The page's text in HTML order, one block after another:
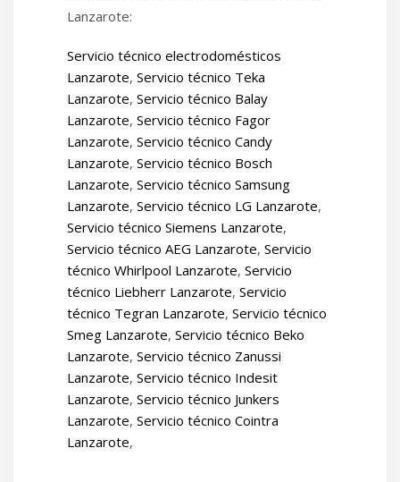
Lanzarote:
Servicio técnico electrodomésticos
Lanzarote, Servicio técnico Teka
Lanzarote, Servicio técnico Balay
Lanzarote, Servicio técnico Fagor
Lanzarote, Servicio técnico Candy
Lanzarote, Servicio técnico Bosch
Lanzarote, Servicio técnico Samsung
Lanzarote, Servicio técnico LG Lanzarote,
Servicio técnico Siemens Lanzarote,
Servicio técnico AEG Lanzarote, Servicio
técnico Whirlpool Lanzarote, Servicio
técnico Liebherr Lanzarote, Servicio
técnico Tegran Lanzarote, Servicio técnico
Smeg Lanzarote, Servicio técnico Beko
Lanzarote, Servicio técnico Zanussi
Lanzarote, Servicio técnico Indesit
Lanzarote, Servicio técnico Junkers
Lanzarote, Servicio técnico Cointra
Lanzarote,